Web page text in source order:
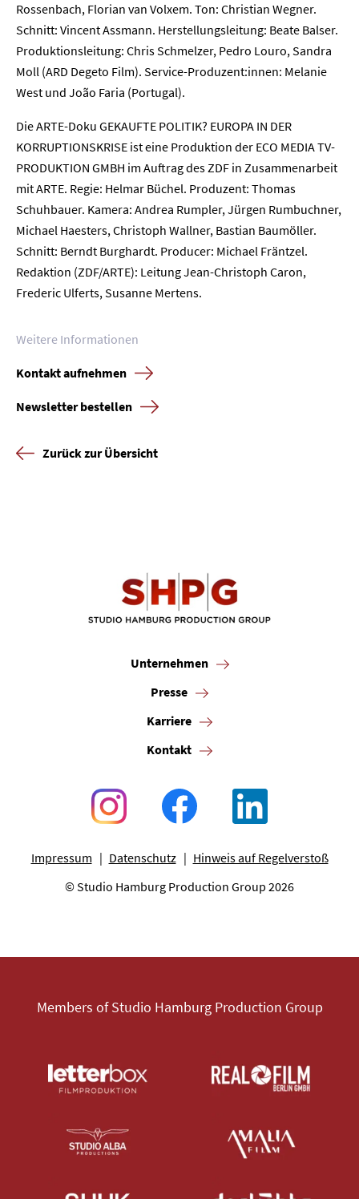
Rossenbach, Florian van Volxem. Ton: Christian Wegner.
Schnitt: Vincent Assmann. Herstellungsleitung: Beate Balser.
Produktionsleitung: Chris Schmelzer, Pedro Louro, Sandra
Moll (ARD Degeto Film). Service-Produzent:innen: Melanie
West und João Faria (Portugal).
Die ARTE-Doku GEKAUFTE POLITIK? EUROPA IN DER
KORRUPTIONSKRISE ist eine Produktion der ECO MEDIA TV-
PRODUKTION GMBH im Auftrag des ZDF in Zusammenarbeit
mit ARTE. Regie: Helmar Büchel. Produzent: Thomas
Schuhbauer. Kamera: Andrea Rumpler, Jürgen Rumbuchner,
Michael Haesters, Christoph Wallner, Bastian Baumöller.
Schnitt: Berndt Burghardt. Producer: Michael Fräntzel.
Redaktion (ZDF/ARTE): Leitung Jean-Christoph Caron,
Frederic Ulferts, Susanne Mertens.
Weitere Informationen
Kontakt aufnehmen
Newsletter bestellen
Zurück zur Übersicht
Unternehmen
Presse
Karriere
Kontakt
Impressum Datenschutz
Hinweis auf Regelverstoß
© Studio Hamburg Production Group 2026
Members of Studio Hamburg Production Group
Home
Unternehmen
Presse
Karriere
Newsletter Datenschutz